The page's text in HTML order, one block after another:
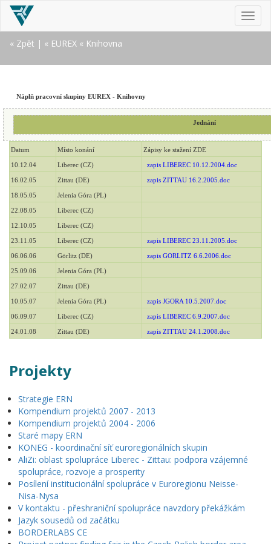
« Zpět | « EUREX « Knihovna
Náplň pracovní skupiny EUREX - Knihovny
Jednání
Datum Místo konání Zápisy ke stažení ZDE
10.12.04 Liberec (CZ) zapis LIBEREC 10.12.2004.doc
16.02.05 Zittau (DE) zapis ZITTAU 16.2.2005.doc
18.05.05 Jelenia Góra (PL)
22.08.05 Liberec (CZ)
12.10.05 Liberec (CZ)
23.11.05 Liberec (CZ) zapis LIBEREC 23.11.2005.doc
06.06.06 Görlitz (DE) zapis GORLITZ 6.6.2006.doc
25.09.06 Jelenia Góra (PL)
27.02.07 Zittau (DE)
10.05.07 Jelenia Góra (PL) zapis JGORA 10.5.2007.doc
06.09.07 Liberec (CZ) zapis LIBEREC 6.9.2007.doc
24.01.08 Zittau (DE) zapis ZITTAU 24.1.2008.doc
Projekty
Strategie ERN
Kompendium projektů 2007 - 2013
Kompendium projektů 2004 - 2006
Staré mapy ERN
KONEG - koordinační síť euroregionálních skupin
AliZi: oblast spolupráce Liberec - Zittau: podpora vzájemné
spolupráce, rozvoje a prosperity
Posílení institucionální spolupráce v Euroregionu Neisse-
Nisa-Nysa
V kontaktu - přeshraniční spolupráce navzdory překážkám
Jazyk sousedů od začátku
BORDERLABS CE